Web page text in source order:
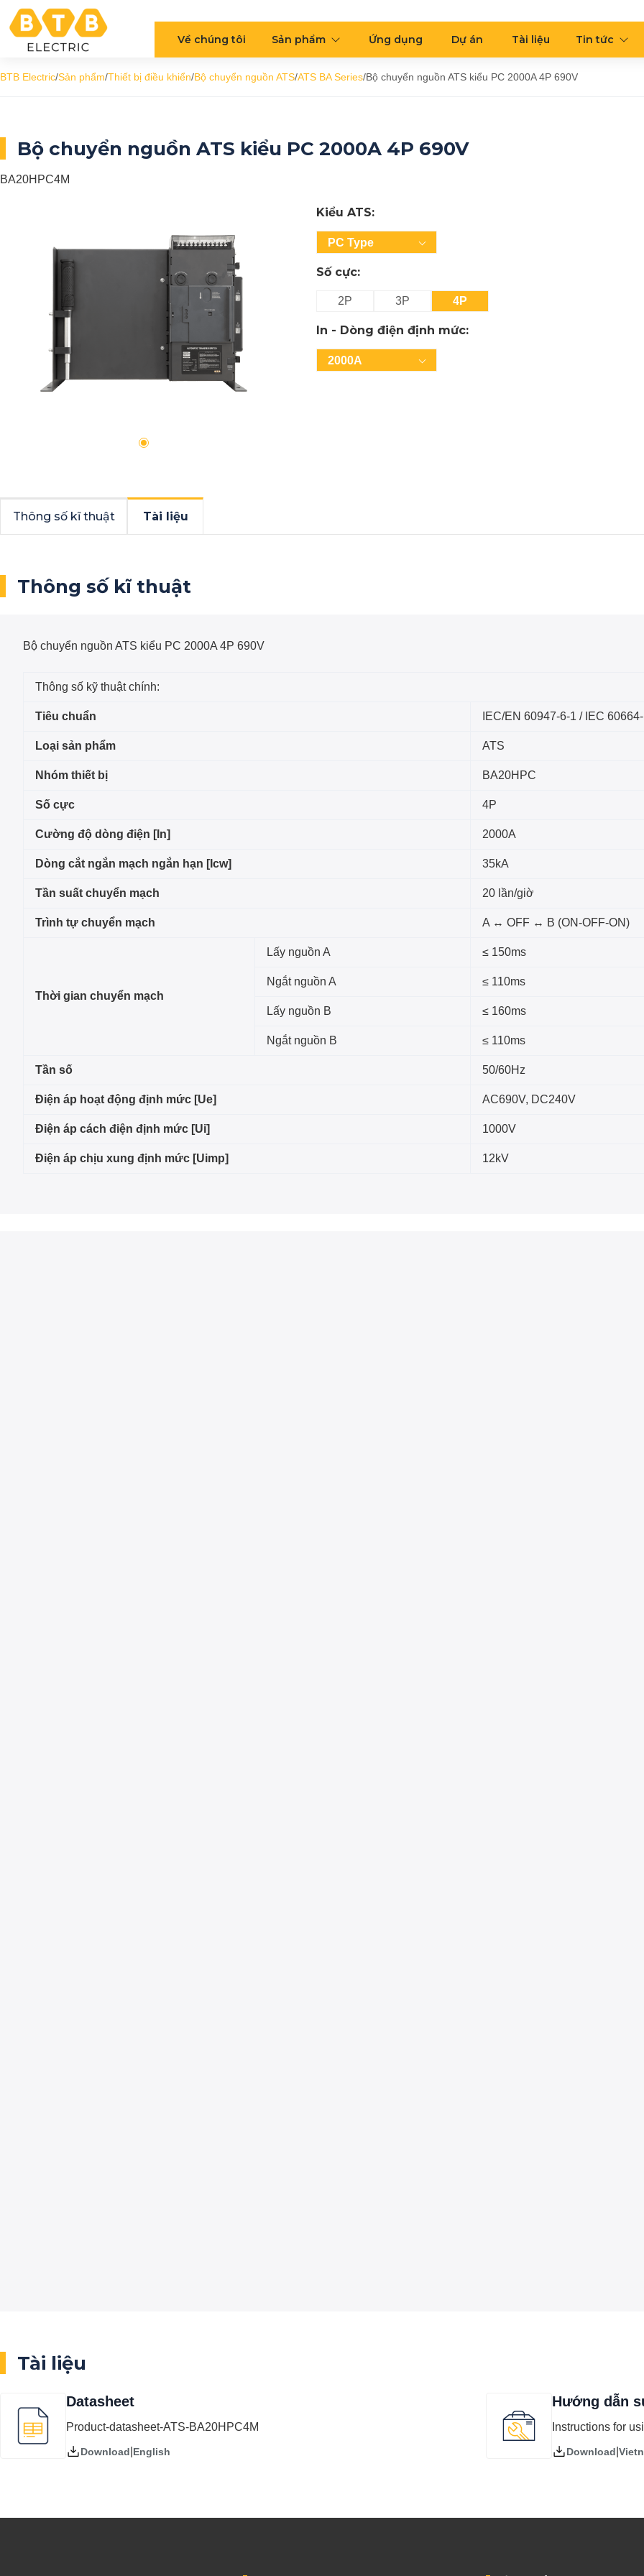
Về chúng tôi Sản phẩm Ứng dụng Dự án Tài liệu Tin tức
BTB Electric/Sản phẩm/Thiết bị điều khiển/Bộ chuyển nguồn ATS/ATS BA Series/Bộ chuyển nguồn ATS kiểu PC 2000A 4P 690V
Bộ chuyển nguồn ATS kiểu PC 2000A 4P 690V
BA20HPC4M
Kiểu ATS:
PC Type
Số cực:
2P 3P 4P
In - Dòng điện định mức:
2000A
Thông số kĩ thuật Tài liệu
Thông số kĩ thuật
Bộ chuyển nguồn ATS kiểu PC 2000A 4P 690V
Thông số kỹ thuật chính:
Tiêu chuẩn IEC/EN 60947-6-1 / IEC
Loại sản phẩm ATS
Nhóm thiết bị BA20HPC
Số cực 4P
Cường độ dòng điện [In] 2000A
Dòng cắt ngắn mạch ngắn hạn [Icw] 35kA
Tần suất chuyển mạch 20 lần/giờ
Trình tự chuyển mạch A ↔ OFF ↔ B (ON-OFF-ON)
Thời gian chuyển mạch
Lấy nguồn A ≤ 150ms
Ngắt nguồn A ≤ 110ms
Lấy nguồn B ≤ 160ms
Ngắt nguồn B ≤ 110ms
Tần số 50/60Hz
Điện áp hoạt động định mức [Ue] AC690V, DC240V
Điện áp cách điện định mức [Ui] 1000V
Điện áp chịu xung định mức [Uimp] 12kV
Tài liệu
Datasheet
Product-datasheet-ATS-BA20HPC4M
Download English
Hướng dẫn
Instructions for
Download